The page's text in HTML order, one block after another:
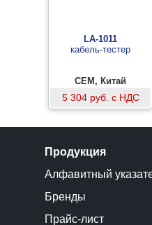
LA-1011
кабель-тестер
CEM, Китай
5 304 руб. с НДС
Продукция
Алфавитный
Бренды
Прайс-лист